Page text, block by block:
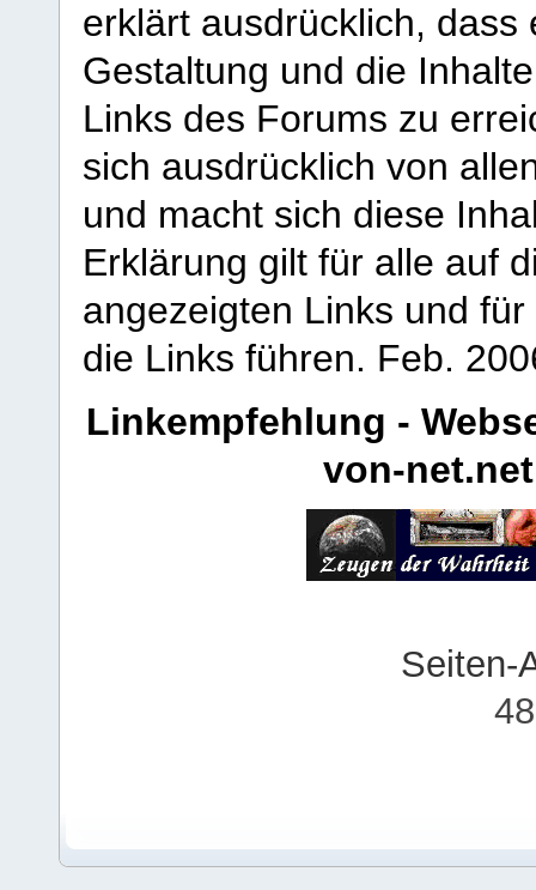
erklärt ausdrücklich,
Gestaltung und die
Links des Forums zu
sich ausdrücklich von
und macht sich diese
Erklärung gilt für alle auf
angezeigten Links und
die Links führen. Feb.
Linkempfehlung -
von-net.net
Seiten-